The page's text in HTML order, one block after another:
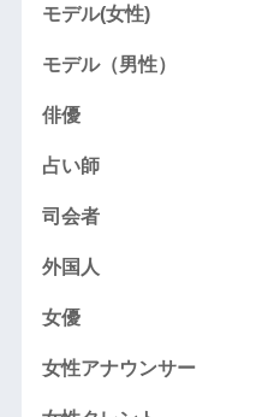
モデル(女性)
モデル（男性）
俳優
占い師
司会者
外国人
女優
女性アナウンサー